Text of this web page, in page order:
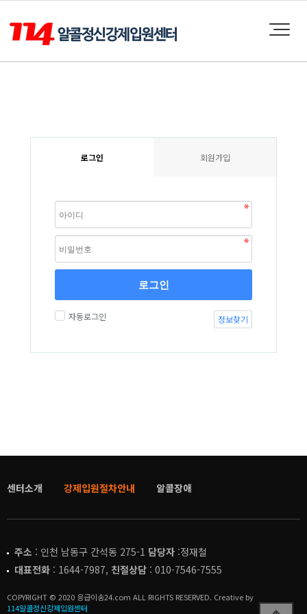
로그인 회원가입
로그인
자동로그인 정보찾기
센터소개 강제입원절차안내 알콜장애
주소 : 인천 남동구 간석동 275-1 담당자 :정재철
대표전화 : 1644-7987, 친절상담 : 010-7546-7555
COPYRIGHT © 2020 응급이송24.com ALL RIGHTS RESERVED. Creative by
114알콜정신강제입원센터